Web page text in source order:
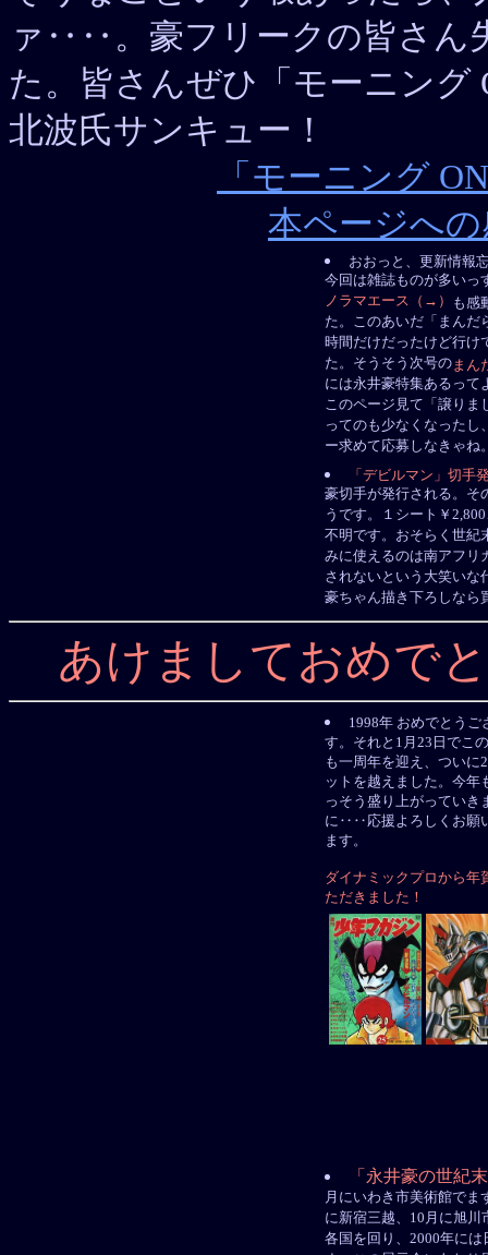
ァ‥‥。豪フリークの皆さん
た。皆さんぜひ「モーニン
北波氏サンキュー！
「モーニング
本ページへ
おおっと、更新情報
今回は雑誌ものが多いっ
ノラマエース（→）
も感
た。このあいだ「まんだ
時間だけだったけど行け
た。そうそう次号のまん
には永井豪特集あるって
このページ見て「譲りま
ってのも少なくなったし
ー求めて応募しなきゃね
「デビルマン」切手
豪切手が発行される。そ
うです。１シート￥
不明です。おそらく世紀
みに使えるのは南アフリ
されないという大笑いな
豪ちゃん描き下ろしな
あけましておめで
1998年 おめでとうご
す。それと1月23日でこ
も一周年を迎え、ついに
ットを越えました。今年
っそう盛り上がっていき
に‥‥応援よろしくお願
ます。
ダイナミックプロから年
ただきました！
「永井豪の世紀
月にいわき市美術館でま
に新宿三越、10月に旭
各国を回り、2000年に